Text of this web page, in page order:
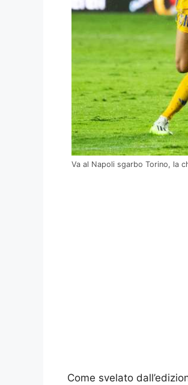
Va al Napoli sgarbo Torino, la
Come svelato